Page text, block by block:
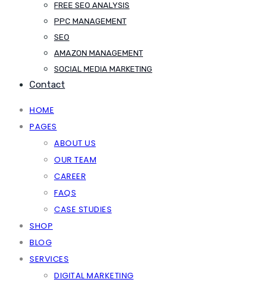
FREE SEO ANALYSIS
PPC MANAGEMENT
SEO
AMAZON MANAGEMENT
SOCIAL MEDIA MARKETING
Contact
HOME
PAGES
ABOUT US
OUR TEAM
CAREER
FAQS
CASE STUDIES
SHOP
BLOG
SERVICES
DIGITAL MARKETING